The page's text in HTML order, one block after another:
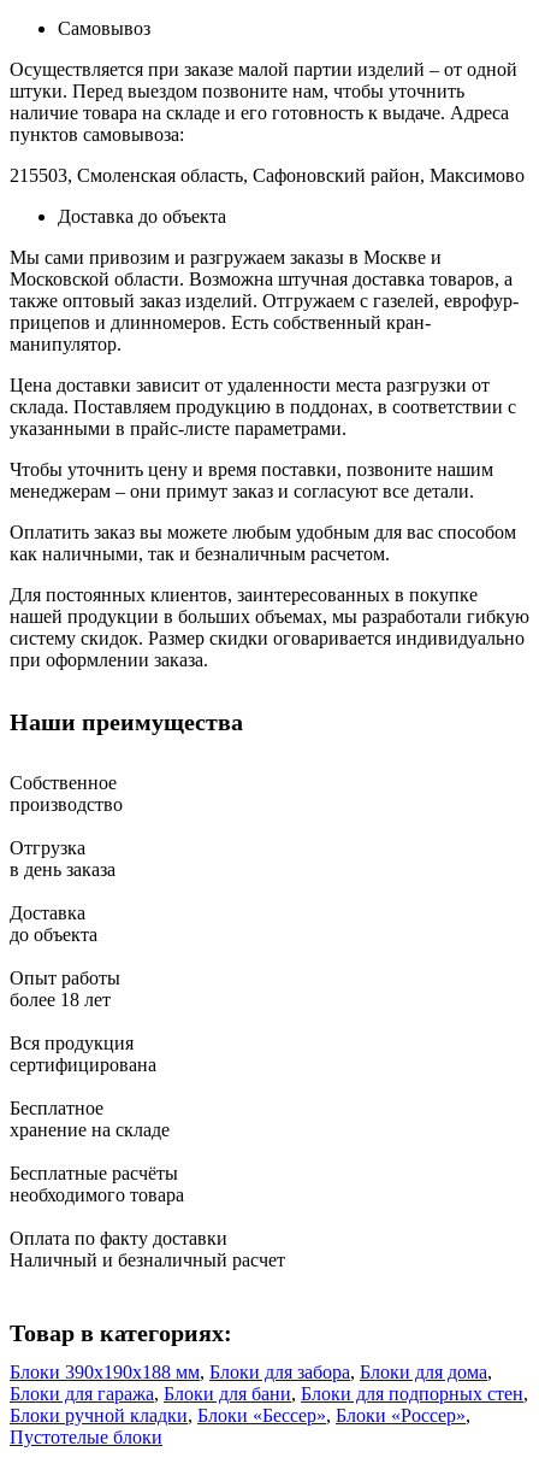
Самовывоз
Осуществляется при заказе малой партии изделий – от одной
штуки. Перед выездом позвоните нам, чтобы уточнить
наличие товара на складе и его готовность к выдаче. Адреса
пунктов самовывоза:
215503, Смоленская область, Сафоновский район, Максимово
Доставка до объекта
Мы сами привозим и разгружаем заказы в Москве и
Московской области. Возможна штучная доставка товаров, а
также оптовый заказ изделий. Отгружаем с газелей, еврофур-
прицепов и длинномеров. Есть собственный кран-
манипулятор.
Цена доставки зависит от удаленности места разгрузки от
склада. Поставляем продукцию в поддонах, в соответствии с
указанными в прайс-листе параметрами.
Чтобы уточнить цену и время поставки, позвоните нашим
менеджерам – они примут заказ и согласуют все детали.
Оплатить заказ вы можете любым удобным для вас способом
как наличными, так и безналичным расчетом.
Для постоянных клиентов, заинтересованных в покупке
нашей продукции в больших объемах, мы разработали гибкую
систему скидок. Размер скидки оговаривается индивидуально
при оформлении заказа.
Наши преимущества
Собственное
производство
Отгрузка
в день заказа
Доставка
до объекта
Опыт работы
более 18 лет
Вся продукция
сертифицирована
Бесплатное
хранение на складе
Бесплатные расчёты
необходимого товара
Оплата по факту доставки
Наличный и безналичный расчет
Товар в категориях:
Блоки 390х190х188 мм, Блоки для забора, Блоки для дома,
Блоки для гаража, Блоки для бани, Блоки для подпорных стен,
Блоки ручной кладки, Блоки «Бессер», Блоки «Россер»,
Пустотелые блоки